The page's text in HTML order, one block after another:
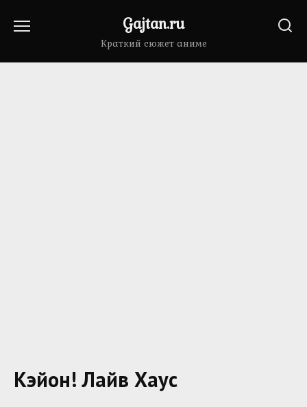
Gajtan.ru
Краткий сюжет аниме
Кэйон! Лайв Хаус